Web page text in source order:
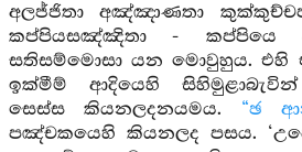
අලජ්ජිතා අඤ්ඤාණතා
කප්පියසඤ්ඤිතා - කප්පියෙ
සතිසම්මොසා යන මොවුහුය. එහි
ඉක්මීම් ආදියෙහි
සෙස්ස කියනලදනයමය. “ඡ
පඤ්චකයෙහි කියනලද පසය.